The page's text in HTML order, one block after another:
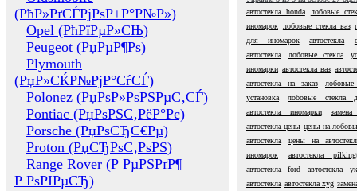
(РћР»РґСЃРјРѕР±Р°Р№Р»)
Opel (РћРїРµР»СЊ)
Peugeot (РџРµР¶Рѕ)
Plymouth
(РџР»СЌР№РјР°СѓСЃ)
Polonez (РџРѕР»РѕРЅРµС‚СЃ)
Pontiac (РџРѕРЅС‚РёР°Рє)
Porsche (РџРѕСЂС€Рµ)
Proton (РџСЂРѕС‚РѕРЅ)
Range Rover (Р РµРЅРґР¶
Р РѕРІРµСЂ)
автостекла honda
лобовые
иномарок
лобовые стекла ваз
для иномарок
автостекла
автостекла
лобовые стекла
иномарки автостекла ваз
автостекла на заказ
установка
лобовые стекла
автостекла иномарки
замена
автостекла цены цены на
автостекла
цены на
иномарок
автостекла
автостекла ford
автостекла
автостекла автостекла xyg